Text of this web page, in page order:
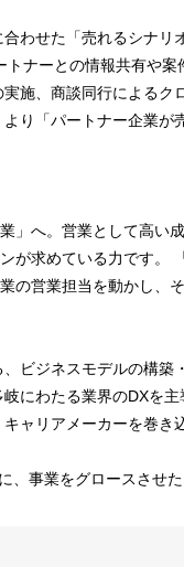
わせた「売れるシナリ
ナーとの情報共有や案
施、商談同行によるク
り「パートナー企業
」へ。営業として高い
が求めている力です。
営業担当を動かし、
ビジネスモデルの構築
にわたる業界のDXを主
ャリアメーカーを巻き
、事業をグロースさせた